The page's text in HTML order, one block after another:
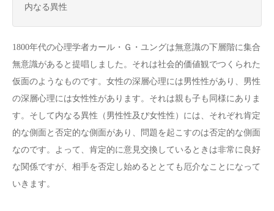
内なる異性
1800年代の心理学者カール・Ｇ・ユングは無意識の下層階に集合
無意識があると提唱しました。それは社会的価値観でつくられた
仮面のようなものです。女性の深層心理には男性性があり、男性
の深層心理には女性性があります。それは親も子も同様にありま
す。そして内なる異性（男性性及び女性性）には、それぞれ肯定
的な側面と否定的な側面があり、問題を起こすのは否定的な側面
なのです。よって、肯定的に意見交換しているときは非常に良好
な関係ですが、相手を否定し始めるととても厄介なことになって
いきます。